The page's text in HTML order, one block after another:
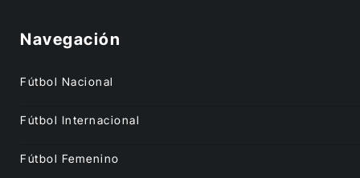
Navegación
Fútbol Nacional
Fútbol Internacional
Fútbol Femenino